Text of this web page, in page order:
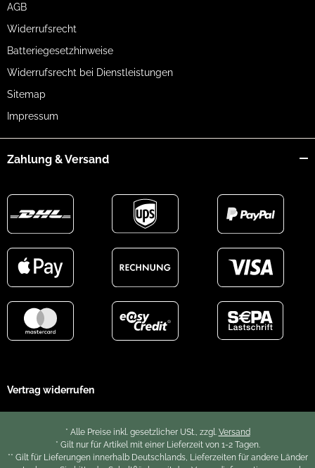
AGB
Widerrufsrecht
Batteriegesetzhinweise
Widerrufsrecht bei Dienstleistungen
Sitemap
Impressum
Zahlung & Versand
Vertrag widerrufen
* Alle Preise inkl. gesetzlicher USt., zzgl. Versand
* Gilt nur für Artikel mit einer Lieferzeit von 1-2 Tagen.
** Gilt für Lieferungen innerhalb Deutschlands, Lieferzeiten für andere Länder